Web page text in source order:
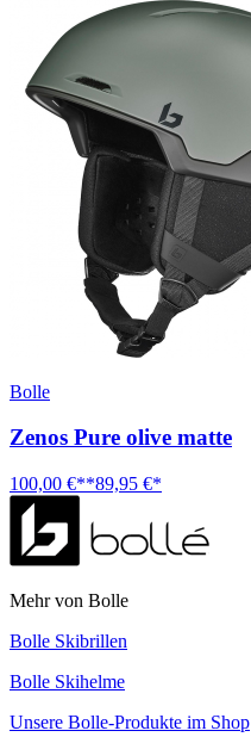
Bolle
Zenos Pure olive matte
100,00 €**89,95 €*
Mehr von Bolle
Bolle Skibrillen
Bolle Skihelme
Unsere Bolle-Produkte im Shop